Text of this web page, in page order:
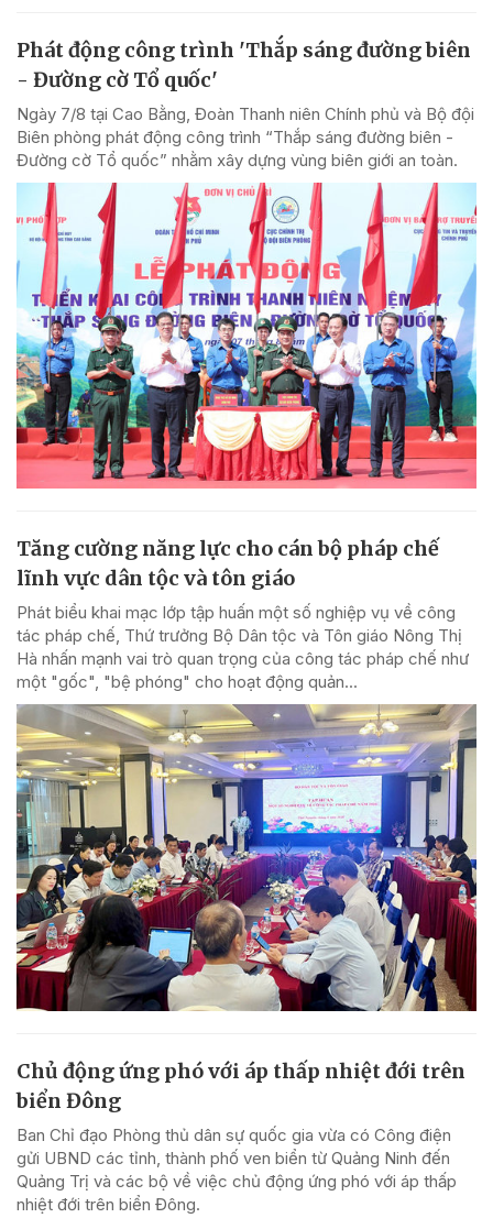
Phát động công trình 'Thắp sáng đường biên
- Đường cờ Tổ quốc'
Ngày 7/8 tại Cao Bằng, Đoàn Thanh niên Chính phủ và Bộ đội
Biên phòng phát động công trình “Thắp sáng đường biên -
Đường cờ Tổ quốc” nhằm xây dựng vùng biên giới an toàn.
Tăng cường năng lực cho cán bộ pháp chế
lĩnh vực dân tộc và tôn giáo
Phát biểu khai mạc lớp tập huấn một số nghiệp vụ về công
tác pháp chế, Thứ trưởng Bộ Dân tộc và Tôn giáo Nông Thị
Hà nhấn mạnh vai trò quan trọng của công tác pháp chế như
một "gốc", "bệ phóng" cho hoạt động quản...
Chủ động ứng phó với áp thấp nhiệt đới trên
biển Đông
Ban Chỉ đạo Phòng thủ dân sự quốc gia vừa có Công điện
gửi UBND các tỉnh, thành phố ven biển từ Quảng Ninh đến
Quảng Trị và các bộ về việc chủ động ứng phó với áp thấp
nhiệt đới trên biển Đông.